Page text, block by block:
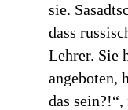
sie.
dass
Lehrer. Sie
angeboten,
das